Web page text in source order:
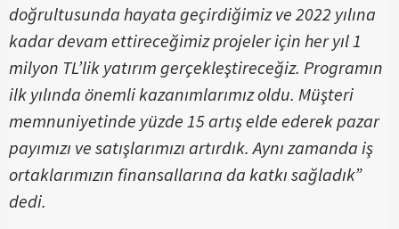
doğrultusunda hayata geçirdiğimiz ve 2022 yılına
kadar devam ettireceğimiz projeler için her yıl 1
milyon TL’lik yatırım gerçekleştireceğiz. Programın
ilk yılında önemli kazanımlarımız oldu. Müşteri
memnuniyetinde yüzde 15 artış elde ederek pazar
payımızı ve satışlarımızı artırdık. Aynı zamanda iş
ortaklarımızın finansallarına da katkı sağladık”
dedi.